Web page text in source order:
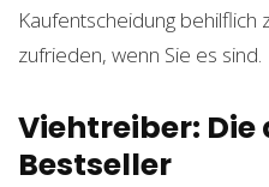
Kaufentscheidung behilflich
zufrieden, wenn Sie es sind.
Viehtreiber:
Bestseller